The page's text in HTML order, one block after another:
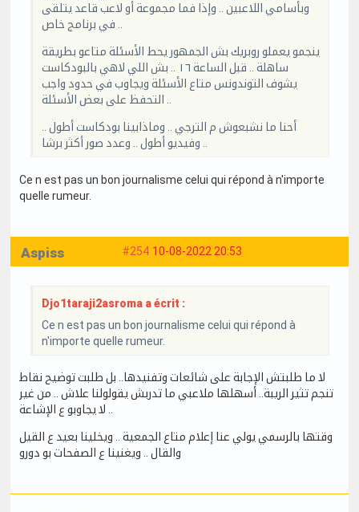
وبأسامي اللاعبين .. وإذا فما مجموعة أو لاعب قاعد يتلقى
في برنامج خاص ..
ينجمو يعملو روبريك بش الجمهور يحط الأسئلة متاعو بطريقة
ساهلة .. قبل الساعة ١٦ .. بش اللي لاهي بالبودكاست
يشوف التوندونس متاع الأسئلة ويجاوب في حدود واجب
التحفظ على بعض الأسئلة ..
أحنا ما نشبعوش م الترجي .. وماذابينا بودكاست أطول ..
وفيديو أطول .. وعدد صور أكثر برشا ..
Ce n est pas un bon journalisme celui qui répond à n'importe
quelle rumeur.
#254 10-08-2022 20:53
Aspiss
Djo1taraji2asroma a écrit :
Ce n est pas un bon journalisme celui qui répond à
n'importe quelle rumeur.
لا ما طلبتش الإجابة على شائعات وتفنيدها.. بل طلبت توضيح نقاط
تنجم تثير الريبة.. أسهلها ملاعبي ما تدربش يقولولنا علاش .. من غير
لا يجاوبو ع الإشاعة ..
وقتها بالرسمي يولي عنا إعلام متاع الجمعية .. ويخلينا بعيد ع القيل
والقال .. ويغنينا ع الصفحات بو دورو